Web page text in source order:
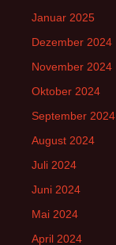
Januar 2025
Dezember 2024
November 2024
Oktober 2024
September 2024
August 2024
Juli 2024
Juni 2024
Mai 2024
April 2024